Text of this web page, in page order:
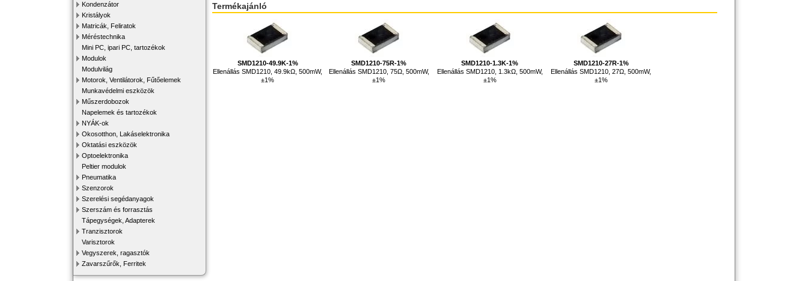
Kondenzátor
Kristályok
Matricák, Feliratok
Méréstechnika
Mini PC, ipari PC, tartozékok
Modulok
Modulvilág
Motorok, Ventilátorok, Fűtőelemek
Munkavédelmi eszközök
Műszerdobozok
Napelemek és tartozékok
NYÁK-ok
Okosotthon, Lakáselektronika
Oktatási eszközök
Optoelektronika
Peltier modulok
Pneumatika
Szenzorok
Szerelési segédanyagok
Szerszám és forrasztás
Tápegységek, Adapterek
Tranzisztorok
Varisztorok
Vegyszerek, ragasztók
Zavarszűrők, Ferritek
Termékajánló
SMD1210-49.9K-1%
Ellenállás SMD1210, 49.9kΩ, 500mW,
±1%
SMD1210-75R-1%
Ellenállás SMD1210, 75Ω, 500mW,
±1%
SMD1210-1.3K-1%
Ellenállás SMD1210, 1.3kΩ, 500mW,
±1%
SMD1210-27R-1%
Ellenállás SMD1210, 27Ω, 500mW,
±1%